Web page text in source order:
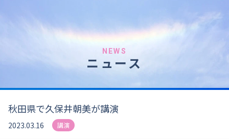
NEWS
ニュース
秋田県で久保井朝美が講演
2023.03.16 講演